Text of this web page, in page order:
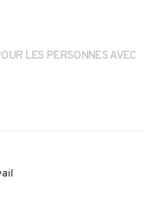
LES PERSONNES AVEC